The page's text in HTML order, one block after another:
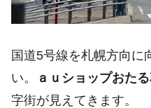
国道5号線を札幌方向に
い。
ａｕショップおた
字街が見えてきます。